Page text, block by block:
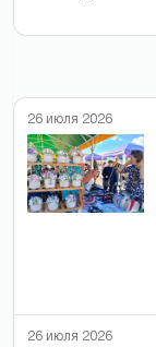
26 июля 2026
26 июля 2026